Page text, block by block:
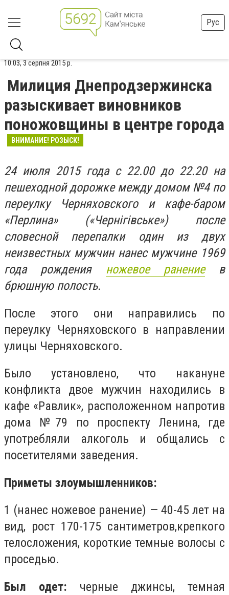
Рус
10:03, 3 серпня 2015 р.
Милиция Днепродзержинска
разыскивает виновников
поножовщины в центре города
ВНИМАНИЕ! РОЗЫСК!
24 июля 2015 года с 22.00 до 22.20 на
пешеходной дорожке между домом №4 по
переулку Черняховского и кафе-баром
«Перлина» («Чернігівське») после
словесной перепалки один из двух
неизвестных мужчин нанес мужчине 1969
года рождения ножевое ранениев
брюшную полость.
После этого они направились по
переулку Черняховского в направлении
улицы Черняховского.
Было установлено, что накануне
конфликта двое мужчин находились в
кафе «Равлик», расположенном напротив
дома №79 по проспекту Ленина, где
употребляли алкоголь и общались с
посетителями заведения.
Приметы злоумышленников:
1 (нанес ножевое ранение) — 40-45 лет на
вид, рост 170-175 сантиметров,крепкого
телосложения, короткие темные волосы с
проседью.
Был одет: черные джинсы, темная